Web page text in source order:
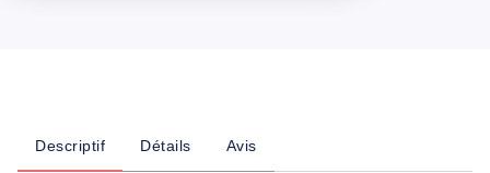
Descriptif Détails Avis